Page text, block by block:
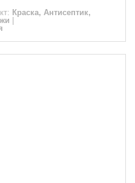
Краска, Антисептик,